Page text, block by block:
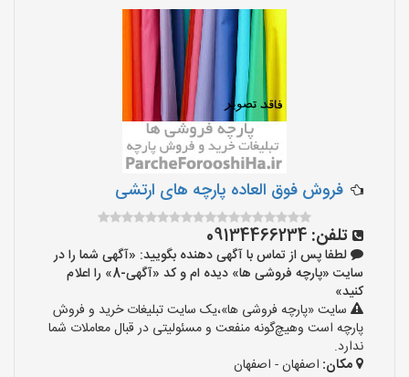
فروش فوق العاده پارچه های ارتشی
تلفن: 09134466234
لطفا پس از تماس با آگهی دهنده بگویید: «آگهی شما را در
سایت «پارچه فروشی ها» دیده ام و کد «آگهی-8» را اعلام
کنید»
سایت «پارچه فروشی ها»،یک سایت تبلیغات خرید و فروش
پارچه است وهیچ‌گونه منفعت و مسئولیتی در قبال معاملات شما
ندارد.
مکان: اصفهان - اصفهان